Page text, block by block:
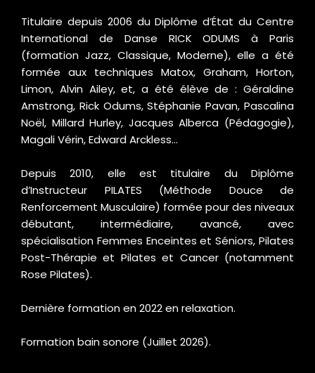
Titulaire depuis 2006 du Diplôme d’État du Centre
International de Danse RICK ODUMS à Paris
(formation Jazz, Classique, Moderne), elle a été
formée aux techniques Matox, Graham, Horton,
Limon, Alvin Ailey, et, a été élève de : Géraldine
Amstrong, Rick Odums, Stéphanie Pavan, Pascalina
Noël, Millard Hurley, Jacques Alberca (Pédagogie),
Magali Vérin, Edward Arckless…
Depuis 2010, elle est titulaire du Diplôme
d’Instructeur PILATES (Méthode Douce de
Renforcement Musculaire) formée pour des niveaux
débutant, intermédiaire, avancé, avec
spécialisation Femmes Enceintes et Séniors, Pilates
Post-Thérapie et Pilates et Cancer (notamment
Rose Pilates).
Dernière formation en 2022 en relaxation.
Formation bain sonore (Juillet 2026).